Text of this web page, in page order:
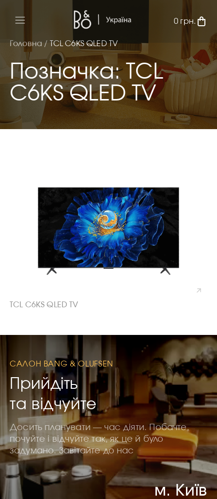
0 грн.
Головна / TCL C6KS QLED TV
Позначка: TCL
C6KS QLED TV
TCL C6KS QLED TV
САЛОН BANG & OLUFSEN
Прийдіть
та відчуйте
Досить планувати — час діяти. Побачте,
почуйте і відчуйте так, як це й було
задумано. Завітайте до нас
м. Київ